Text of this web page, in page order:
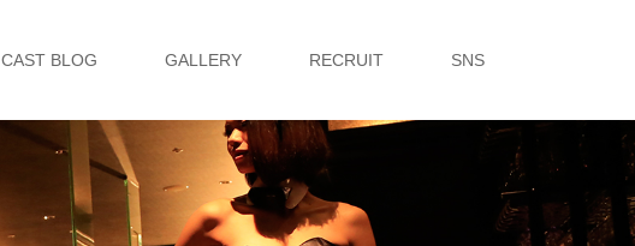
CAST BLOG GALLERY RECRUIT SNS